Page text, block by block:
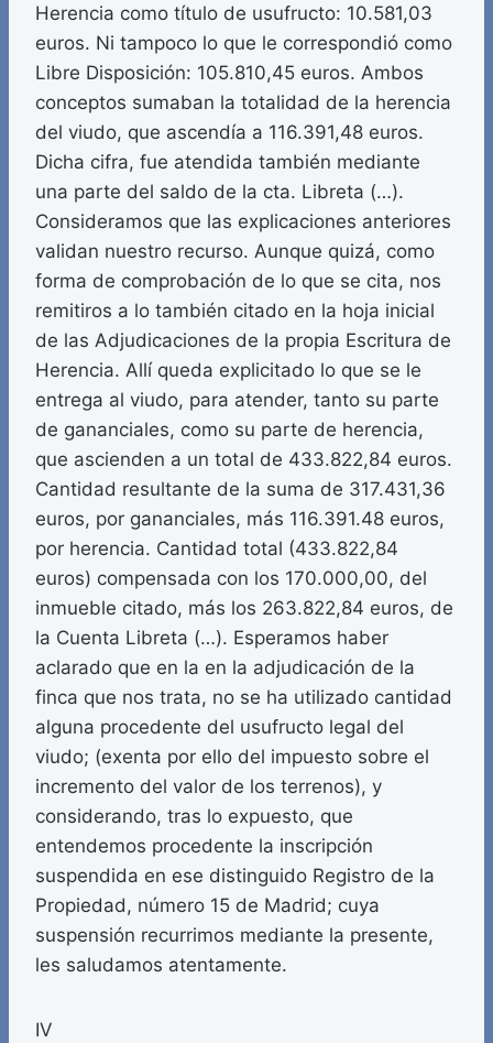
Herencia como título de usufructo: 10.581,03
euros. Ni tampoco lo que le correspondió como
Libre Disposición: 105.810,45 euros. Ambos
conceptos sumaban la totalidad de la herencia
del viudo, que ascendía a 116.391,48 euros.
Dicha cifra, fue atendida también mediante
una parte del saldo de la cta. Libreta (…).
Consideramos que las explicaciones anteriores
validan nuestro recurso. Aunque quizá, como
forma de comprobación de lo que se cita, nos
remitiros a lo también citado en la hoja inicial
de las Adjudicaciones de la propia Escritura de
Herencia. Allí queda explicitado lo que se le
entrega al viudo, para atender, tanto su parte
de gananciales, como su parte de herencia,
que ascienden a un total de 433.822,84 euros.
Cantidad resultante de la suma de 317.431,36
euros, por gananciales, más 116.391.48 euros,
por herencia. Cantidad total (433.822,84
euros) compensada con los 170.000,00, del
inmueble citado, más los 263.822,84 euros, de
la Cuenta Libreta (…). Esperamos haber
aclarado que en la en la adjudicación de la
finca que nos trata, no se ha utilizado cantidad
alguna procedente del usufructo legal del
viudo; (exenta por ello del impuesto sobre el
incremento del valor de los terrenos), y
considerando, tras lo expuesto, que
entendemos procedente la inscripción
suspendida en ese distinguido Registro de la
Propiedad, número 15 de Madrid; cuya
suspensión recurrimos mediante la presente,
les saludamos atentamente.
IV